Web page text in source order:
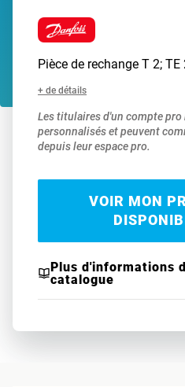
Pièce de rechange T 2; TE
+ de détails
Les titulaires d'un compte
personnalisés et peuvent
depuis leur espace pro.
VOIR MON
Plus d'informations
catalogue